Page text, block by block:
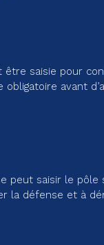
être saisie pour
avant
peut saisir le pôle
la défense et à